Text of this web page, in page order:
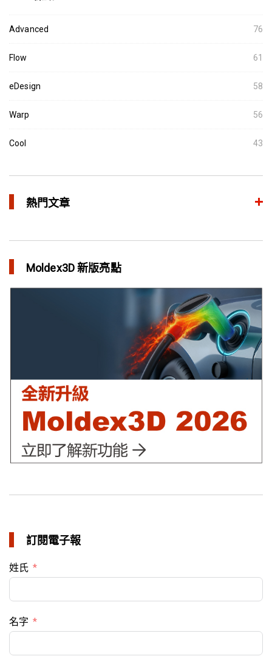
Advanced 76
Flow 61
eDesign 58
Warp 56
Cool 43
熱門文章
異型水路可行性驗證 縮短USB外殼生產週期
Moldex3D 新版亮點
訂閱電子報
姓氏
名字